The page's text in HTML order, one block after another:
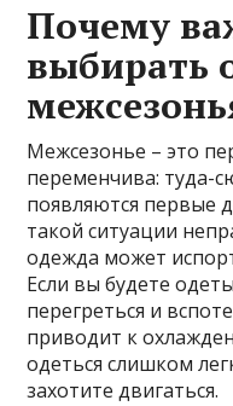
Почему
выбирать
Межсезонье – это
переменчива: туда-
появляются первые
такой ситуации
одежда может
Если вы будете
перегреться и
приводит к
одеться слишком
захотите двигаться.